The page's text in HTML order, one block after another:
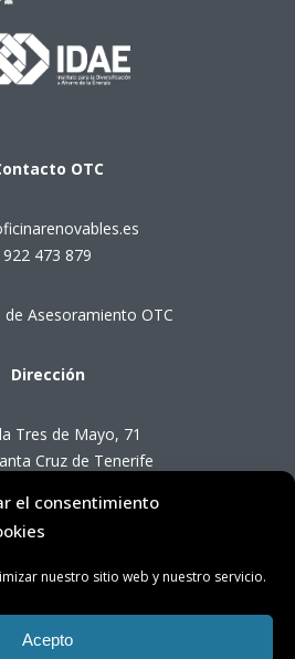
el consentimiento
nuestro sitio web y nuestro servicio.
Acepto
OTC
922 473 879
Asesoramiento OTC
Dirección
Tres de Mayo, 71
Cruz de Tenerife
de Atención OTC
de 8:00 a 14:00 horas